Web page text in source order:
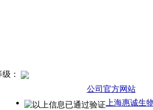
：
公司官方网站
上海惠诚生